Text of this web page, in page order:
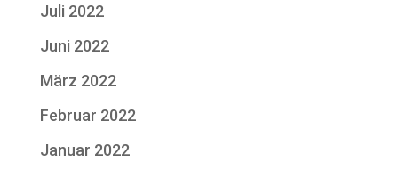
Juli 2022
Juni 2022
März 2022
Februar 2022
Januar 2022